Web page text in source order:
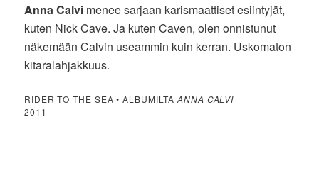
Anna Calvi menee sarjaan karismaattiset esiintyjät,
kuten Nick Cave. Ja kuten Caven, olen onnistunut
näkemään Calvin useammin kuin kerran. Uskomaton
kitaralahjakkuus.
RIDER TO THE SEA • ALBUMILTAANNA CALVI
2011